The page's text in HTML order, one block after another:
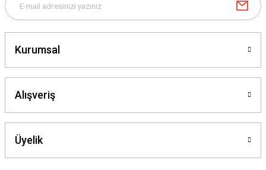
Kurumsal
Alışveriş
Üyelik